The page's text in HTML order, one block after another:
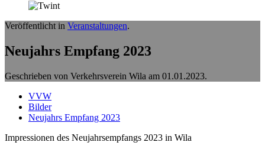
Veröffentlicht in Veranstaltungen.
Neujahrs Empfang 2023
Geschrieben von Verkehrsverein Wila am 01.01.2023.
VVW
Bilder
Neujahrs Empfang 2023
Impressionen des Neujahrsempfangs 2023 in Wila